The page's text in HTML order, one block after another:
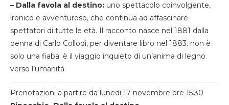
– Dalla favola al destino: uno spettacolo coinvolgente,
ironico e avventuroso, che continua ad affascinare
spettatori di tutte le età. Il racconto nasce nel 1881 dalla
penna di Carlo Collodi, per diventare libro nel 1883. non è
solo una fiaba: è il viaggio inquieto di un’anima di legno
verso l’umanità.
Prenotazioni a partire da lunedi 17 novembre ore 15.30